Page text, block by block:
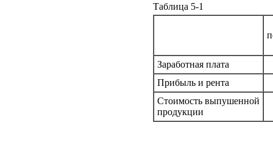
Таблица 5-1
Заработная плата
Прибыль и рента
Стоимость выпушенной
продукции